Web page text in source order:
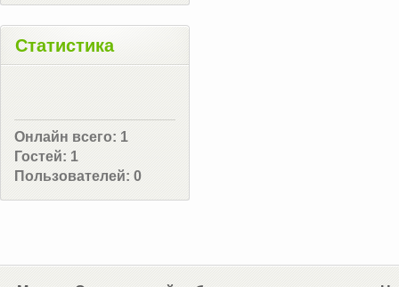
Статистика
Онлайн всего: 1
Гостей: 1
Пользователей: 0